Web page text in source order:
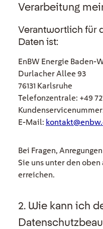
Verarbeitung
Verantwortlich für
Daten ist:
EnBW Energie Baden-
Durlacher Allee 93
76131 Karlsruhe
Telefonzentrale: +49
E-Mail:
Bei Fragen,
Sie uns unter den
erreichen.
2. Wie kann ich